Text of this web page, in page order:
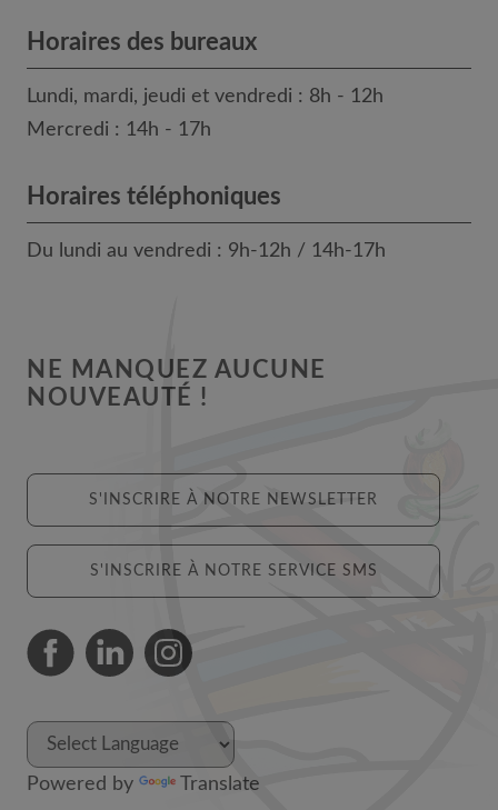
Horaires des bureaux
Lundi, mardi, jeudi et vendredi : 8h - 12h
Mercredi : 14h - 17h
Horaires téléphoniques
Du lundi au vendredi : 9h-12h / 14h-17h
NE MANQUEZ AUCUNE
NOUVEAUTÉ !
S'INSCRIRE À NOTRE NEWSLETTER
S'INSCRIRE À NOTRE SERVICE SMS
Powered by Translate